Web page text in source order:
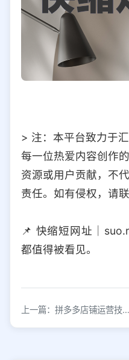
> 注：本平台致力于
每一位热爱内容创作
资源或用户贡献，不
责任。如有侵权，请联
📌 快缩短网址｜
都值得被看见。
上一篇：拼多多店铺运营技巧与平台规则详解